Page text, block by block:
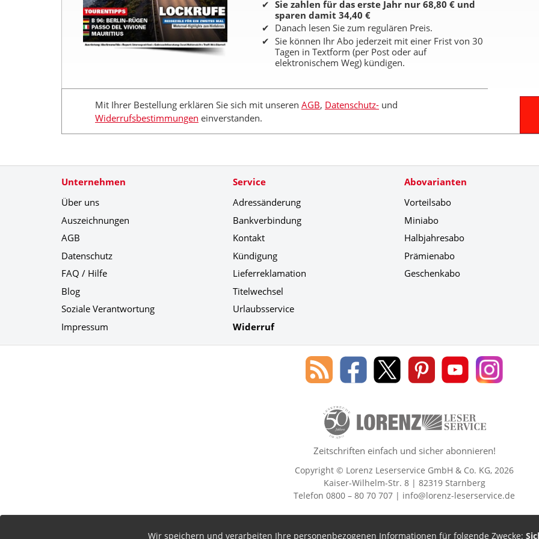
Sie zahlen für das erste Jahr nur 68,80 € und
sparen damit 34,40 €
Danach lesen Sie zum regulären Preis.
Sie können Ihr Abo jederzeit mit einer Frist von 30
Tagen in Textform (per Post oder auf
elektronischem Weg) kündigen.
Mit Ihrer Bestellung erklären Sie sich mit unseren AGB, Datenschutz- und
Widerrufsbestimmungen einverstanden.
Unternehmen
Über uns
Auszeichnungen
AGB
Datenschutz
FAQ / Hilfe
Blog
Soziale Verantwortung
Impressum
Service
Adressänderung
Bankverbindung
Kontakt
Kündigung
Lieferreklamation
Titelwechsel
Urlaubsservice
Widerruf
Abovarianten
Vorteilsabo
Miniabo
Halbjahresabo
Prämienabo
Geschenkabo
Blog
des
Lorenz
Leserservice
Lorenz
Leserservice
Lorenz
Leserservice
Lorenz
Leserservice
Lorenz
50 Lesefreude im Abo Jahre
Zeitschriften einfach und sicher abonnieren!
Copyright © Lorenz Leserservice GmbH & Co. KG, 2026
Kaiser-Wilhelm-Str. 8 | 82319 Starnberg
Telefon 0800 – 80 70 707 | info@lorenz-leserservice.de
Wir speichern und verarbeiten Ihre personenbezogenen Informationen für folgende Zwecke: